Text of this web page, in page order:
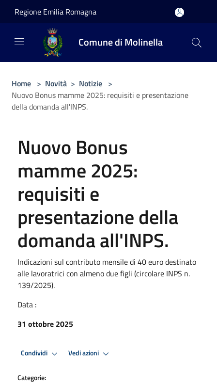
Regione Emilia Romagna
Comune di Molinella
Home > Novità > Notizie >
Nuovo Bonus mamme 2025: requisiti e presentazione
della domanda all'INPS.
Nuovo Bonus
mamme 2025:
requisiti e
presentazione della
domanda all'INPS.
Indicazioni sul contributo mensile di 40 euro destinato
alle lavoratrici con almeno due figli (circolare INPS n.
139/2025).
Data :
31 ottobre 2025
Condividi Vedi azioni
Categorie: